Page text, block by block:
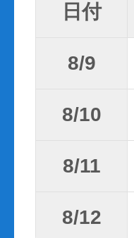
日付
8/9
8/10
8/11
8/12